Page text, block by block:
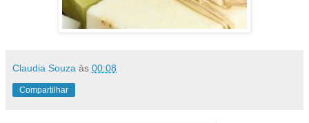
Claudia Souza às 00:08
Compartilhar